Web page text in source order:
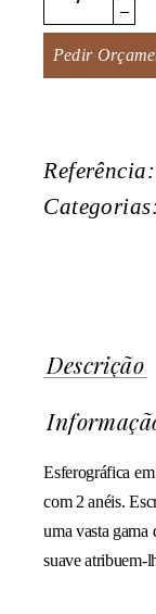
Pedir
Referência:
Descrição
Esferográfica
com 2 anéis.
uma vasta gama
suave atribuem-